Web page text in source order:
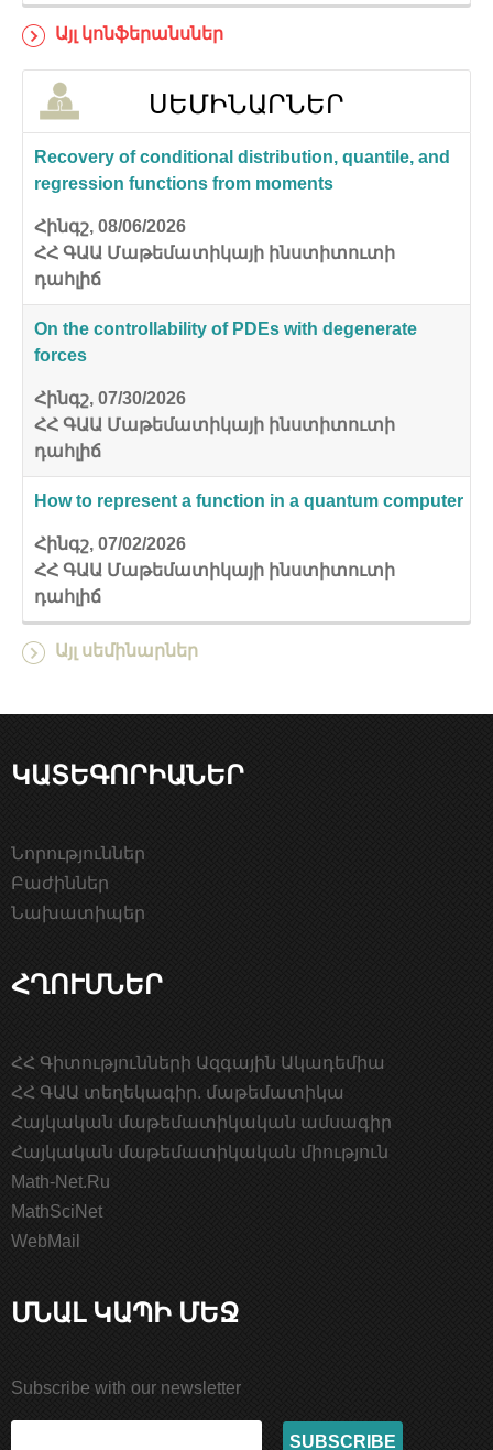
Այլ կոնֆերանսներ
ՍԵՄԻՆԱՐՆԵՐ
Recovery of conditional distribution, quantile, and
regression functions from moments
Հինգշ, 08/06/2026
ՀՀ ԳԱԱ Մաթեմատիկայի ինստիտուտի
դահլիճ
On the controllability of PDEs with degenerate
forces
Հինգշ, 07/30/2026
ՀՀ ԳԱԱ Մաթեմատիկայի ինստիտուտի
դահլիճ
How to represent a function in a quantum computer
Հինգշ, 07/02/2026
ՀՀ ԳԱԱ Մաթեմատիկայի ինստիտուտի
դահլիճ
Այլ սեմինարներ
ԿԱՏԵԳՈՐԻԱՆԵՐ
Նորություններ
Բաժիններ
Նախատիպեր
ՀՂՈՒՄՆԵՐ
ՀՀ Գիտությունների Ազգային Ակադեմիա
ՀՀ ԳԱԱ տեղեկագիր. մաթեմատիկա
Հայկական մաթեմատիկական ամսագիր
Հայկական մաթեմատիկական միություն
Math-Net.Ru
MathSciNet
WebMail
ՄՆԱԼ ԿԱՊԻ ՄԵՋ
Subscribe with our newsletter